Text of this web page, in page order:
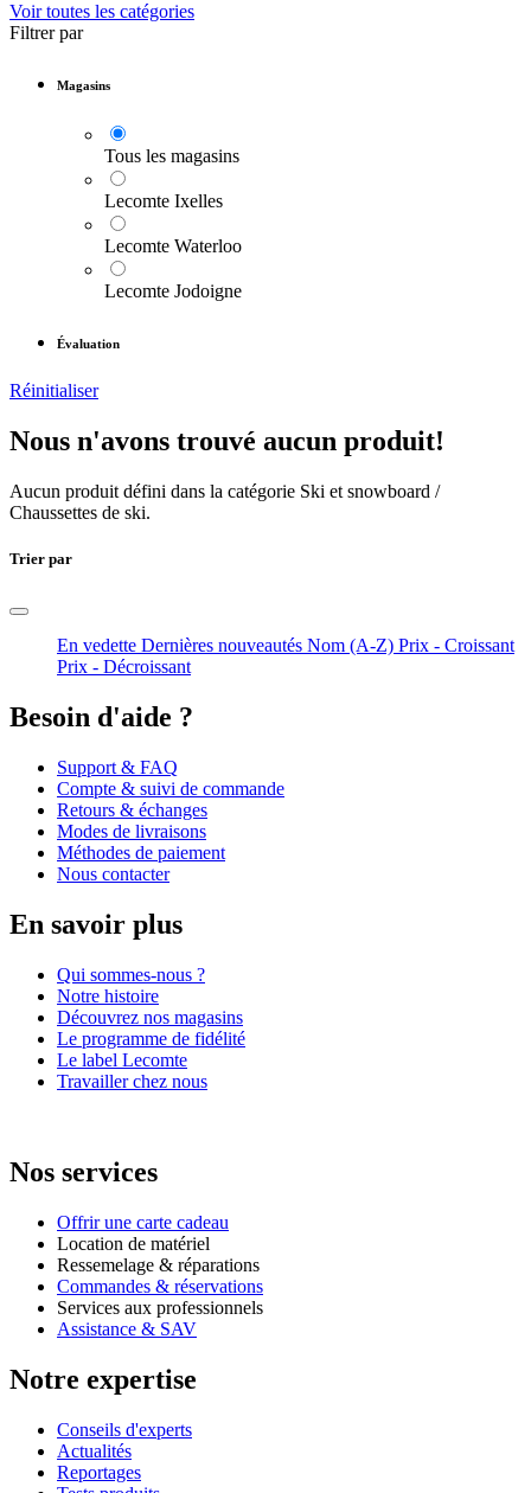
Voir toutes les catégories
Filtrer par
Magasins
Tous les magasins
Lecomte Ixelles
Lecomte Waterloo
Lecomte Jodoigne
Évaluation
Réinitialiser
Nous n'avons trouvé aucun produit!
Aucun produit défini dans la catégorie Ski et snowboard /
Chaussettes de ski.
Trier par
En vedette Dernières nouveautés Nom (A-Z) Prix - Croissant
Prix - Décroissant
Besoin d'aide ?
Support & FAQ
Compte & suivi de commande
Retours & échanges
Modes de livraisons
Méthodes de paiement
Nous contacter
En savoir plus
Qui sommes-nous ?
Notre histoire
Découvrez nos magasins
Le programme de fidélité
Le label Lecomte
Travailler chez nous
Nos services
Offrir une carte cadeau
Location de matériel
Ressemelage & réparations
Commandes & réservations
Services aux professionnels
Assistance & SAV
Notre expertise
Conseils d'experts
Actualités
Reportages